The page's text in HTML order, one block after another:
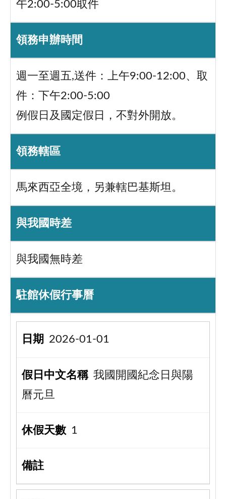
午2:00-5:00取件
領務申辦時間
週一至週五,送件：上午9:00-12:00、取
件：下午2:00-5:00
例假日及國定假日，不對外開放。
領務轄區
馬來西亞全境，另兼轄巴基斯坦。
與我國時差
與我國無時差
駐館休假行事曆
2026-01-01
我國開國紀念日與陽
曆元旦
1